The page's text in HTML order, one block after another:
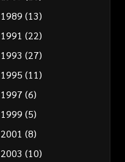
1989 (13)
1991 (22)
1993 (27)
1995 (11)
1997 (6)
1999 (5)
2001 (8)
2003 (10)